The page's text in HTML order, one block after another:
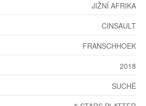
JIŽNÍ AFRIKA
CINSAULT
FRANSCHHOEK
2018
SUCHÉ